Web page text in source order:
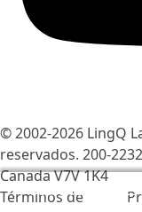
Usamos
© 2002-2026 LingQ
reservados. 200-
CanadaV7V 1K4
Términos de